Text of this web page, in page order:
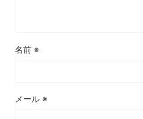
名前 ※
メール ※